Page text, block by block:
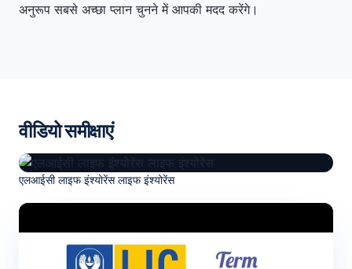
अनुरूप सबसे अच्छा प्लान चुनने में आपकी मदद करेंगे।
वीडियो समीक्षाएं
एलआईसी लाइफ इंश्योरेंस लाइफ इंश्योरेंस